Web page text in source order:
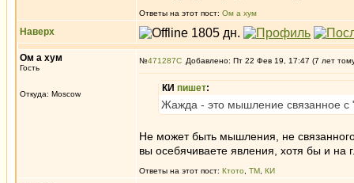
Ответы на этот пост: Ом а хум
Наверх
Ом а хум
Гость
Откуда: Moscow
№471287 Добавлено: Пт 22 Фев 19, 17:47 (7 лет
КИ пишет:
Жажда - это мышление связанное с
Не может быть мышления, не
вы осебячиваете явления, хотя бы и
Ответы на этот пост: Ктото ТМ КИ